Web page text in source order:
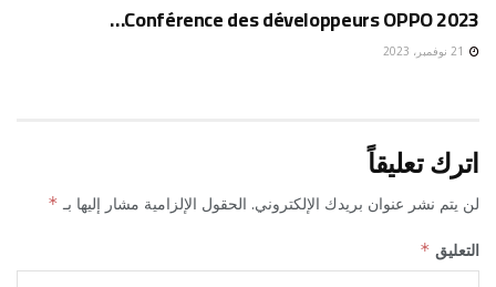
Conférence des développeurs OPPO 2023…
اترك تعليقاً
لن يتم نشر عنوان بريدك الإلكتروني. الحقول الإلزامية مشار إليها بـ *
التعليق *